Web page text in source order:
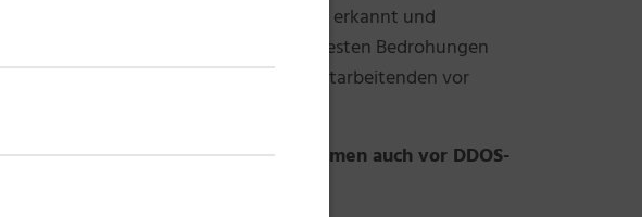
Securepoint Mail Security zuverlässig erkannt und
Einsatz, die ständig nach den neuesten Bedrohungen
Phishing-Mails identifiziert und die Mitarbeitenden vor
schützt Mail Security Unternehmen auch vor DDOS-